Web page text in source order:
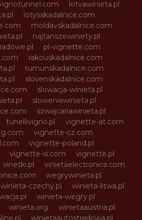
lotvawinieta.pl
lotysskadalnice.com
moldavskadalnice.com
najtanszewiniety.pl
pl-vignette.com
rakouskadalnice.com
rumunskadalnice.com
slovenskadalnice.com
slowacja-winieta.pl
sloweniawinieta.pl
szwajcariawinieta.pl
tunellivigno.pl
vignette-at.com
vignette-cz.com
vignette-poland.pl
vignette-si.com
vignette.pl
vinetki.pl
vinietaelectronica.com
wegrywinieta.pl
winieta-czechy.pl
winieta-litwa.pl
winieta-wegry.pl
winieta.org
winietaaustria.pl
winietaautostradowa.pl